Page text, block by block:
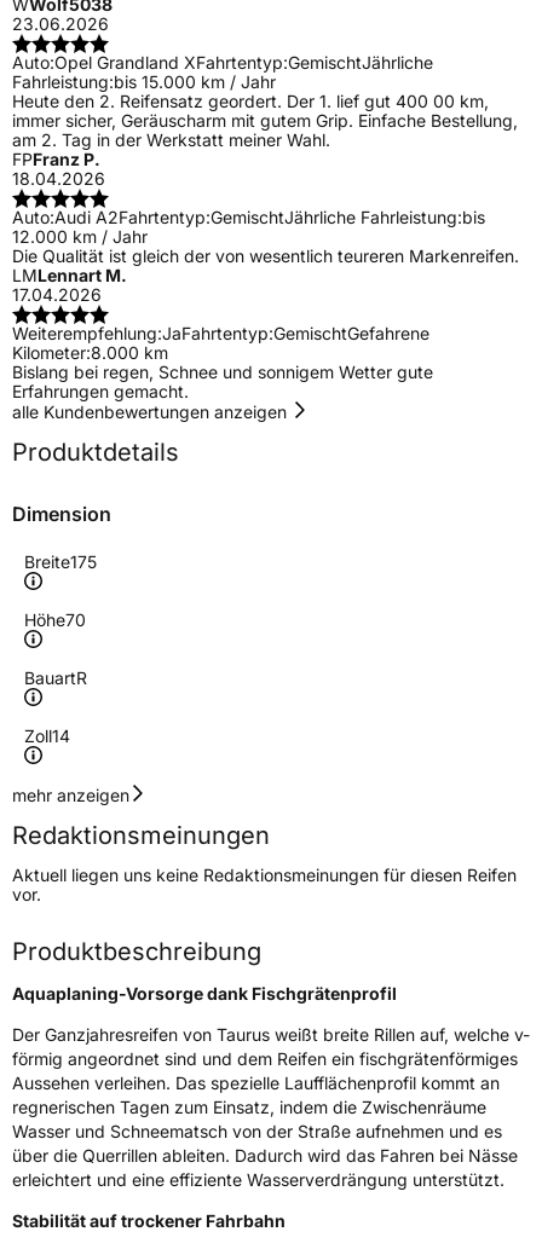
WWolf5038
23.06.2026
Auto:Opel Grandland XFahrtentyp:GemischtJährliche
Fahrleistung:bis 15.000 km / Jahr
Heute den 2. Reifensatz geordert. Der 1. lief gut 400 00 km,
immer sicher, Geräuscharm mit gutem Grip. Einfache Bestellung,
am 2. Tag in der Werkstatt meiner Wahl.
FPFranz P.
18.04.2026
Auto:Audi A2Fahrtentyp:GemischtJährliche Fahrleistung:bis
12.000 km / Jahr
Die Qualität ist gleich der von wesentlich teureren Markenreifen.
LMLennart M.
17.04.2026
Weiterempfehlung:JaFahrtentyp:GemischtGefahrene
Kilometer:8.000 km
Bislang bei regen, Schnee und sonnigem Wetter gute
Erfahrungen gemacht.
alle Kundenbewertungen anzeigen
Produktdetails
Dimension
Breite175
Höhe70
BauartR
Zoll14
Geschwindigkeitsindex
Höchstgeschwindigkeit
190 km/h
Lastindex84
Höchstlast500 kg
Generelle Merkmale
FahrzeugtypPKW
VerwendungGanzjahresreifen
Modellname All Season
FahrzeugartPKW & SUV
Weitere Eigenschaften
mehr anzeigen
Redaktionsmeinungen
Aktuell liegen uns keine Redaktionsmeinungen für diesen Reifen
vor.
Produktbeschreibung
Aquaplaning-Vorsorge dank Fischgrätenprofil
Der Ganzjahresreifen von Taurus weißt breite Rillen auf, welche v-
förmig angeordnet sind und dem Reifen ein fischgrätenförmiges
Aussehen verleihen. Das spezielle Laufflächenprofil kommt an
regnerischen Tagen zum Einsatz, indem die Zwischenräume
Wasser und Schneematsch von der Straße aufnehmen und es
über die Querrillen ableiten. Dadurch wird das Fahren bei Nässe
erleichtert und eine effiziente Wasserverdrängung unterstützt.
Stabilität auf trockener Fahrbahn